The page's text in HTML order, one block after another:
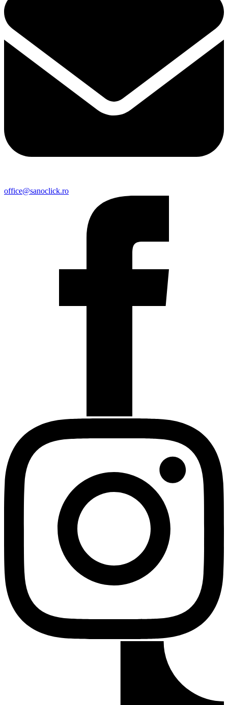
office@sanoclick.ro